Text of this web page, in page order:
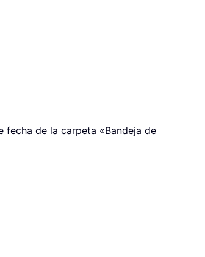
fecha de la carpeta «Bandeja de